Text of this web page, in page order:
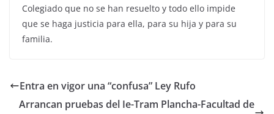
Colegiado que no se han resuelto y todo ello impide
que se haga justicia para ella, para su hija y para su
familia.
Entra en vigor una “confusa” Ley Rufo
Arrancan pruebas del Ie-Tram Plancha-Facultad de